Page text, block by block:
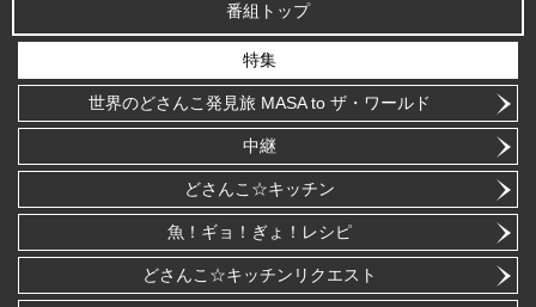
番組トップ
特集
世界のどさんこ発見旅 MASA to ザ・ワールド
中継
どさんこ☆キッチン
魚！ギョ！ぎょ！レシピ
どさんこ☆キッチンリクエスト